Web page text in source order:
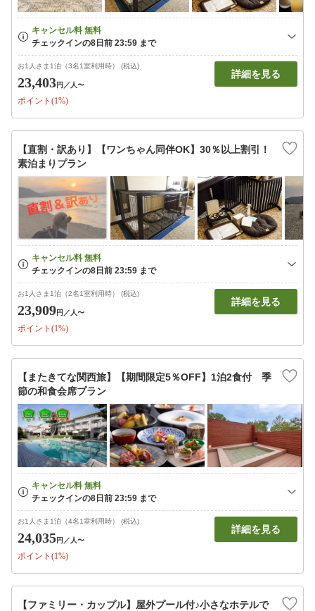
お1人さま1泊（3名1室利用時） (税込)
23,403円 ／人〜
ポイント(1%)
詳細を見る
【直割・訳あり】【ワンちゃん同伴OK】30％以上割引！
素泊まりプラン
お1人さま1泊（2名1室利用時） (税込)
23,909円 ／人〜
ポイント(1%)
詳細を見る
【またきてな関西旅】【期間限定5％OFF】1泊2食付 季
節の和食会席プラン
お1人さま1泊（4名1室利用時） (税込)
24,035円 ／人〜
ポイント(1%)
詳細を見る
【ファミリー・カップル】屋外プール付♪小さなホテルで